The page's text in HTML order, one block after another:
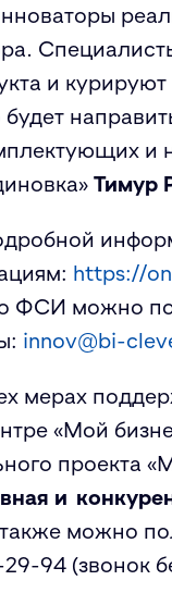
и
и
Тимур
https://
ФСИ можно
innov@bi-
мерах
«Мой
проекта
и
можно
94 (звонок